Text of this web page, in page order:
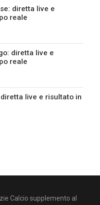
diretta live e
reale
diretta live e
reale
live e risultato in
Calcio supplemento al